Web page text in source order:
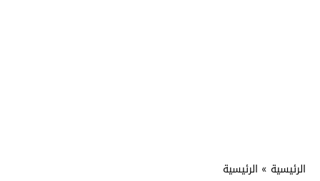
الرئيسية » الرئيسية